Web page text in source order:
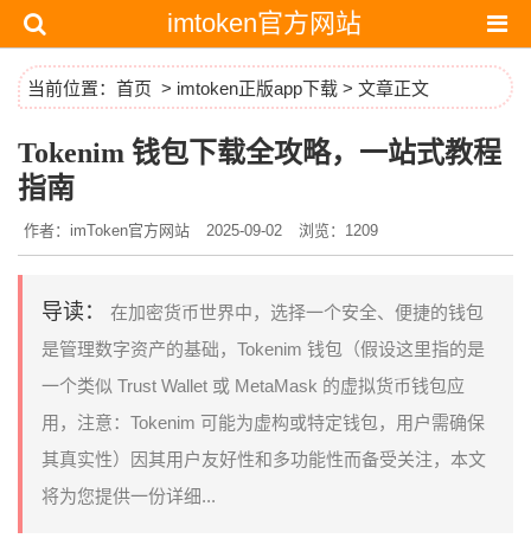
imtoken官方网站
当前位置： 首页 > imtoken正版app下载 > 文章正文
Tokenim 钱包下载全攻略，一站式教程
指南
作者：imToken官方网站 2025-09-02 浏览：1209
导读：
在加密货币世界中，选择一个安全、便捷的钱包
是管理数字资产的基础，Tokenim 钱包（假设这里指的是
一个类似 Trust Wallet 或 MetaMask 的虚拟货币钱包应
用，注意：Tokenim 可能为虚构或特定钱包，用户需确保
其真实性）因其用户友好性和多功能性而备受关注，本文
将为您提供一份详细...